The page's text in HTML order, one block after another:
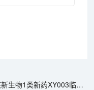
类新药XY003临床试验获批